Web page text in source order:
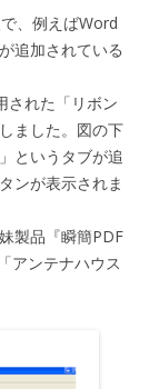
、例えばWord
追加されている
された「リボン
ました。図の下
というタブが追
ンが表示されま
製品『瞬簡PDF
アンテナハウス